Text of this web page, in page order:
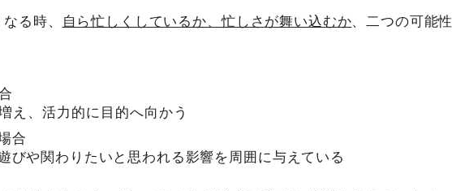
る時、 自ら忙しくしているか、忙しさが舞い込むか、二つの可能性
え、活力的に目的へ向かう
合
びや関わりたいと思われる影響を周囲に与えている